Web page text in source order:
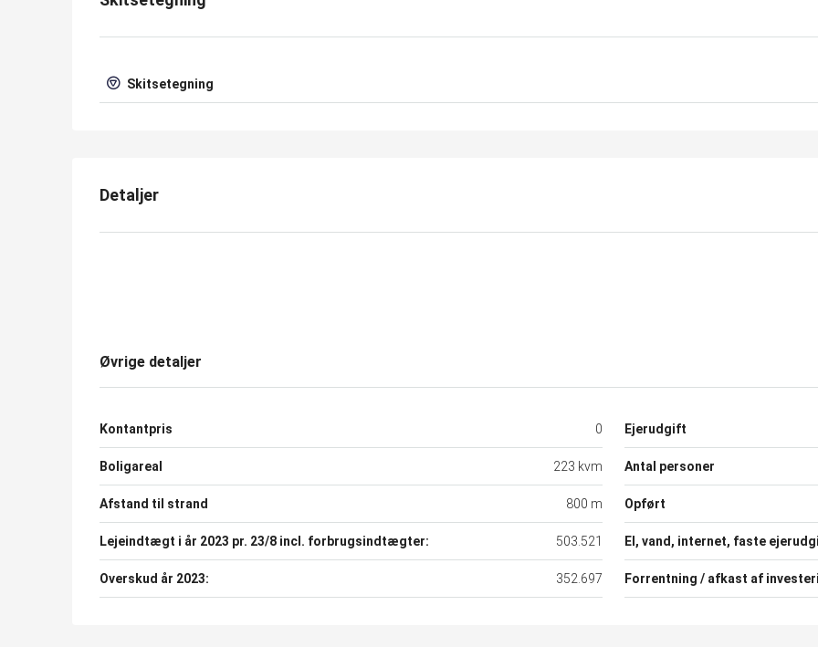
Skitsetegning
Detaljer
Øvrige detaljer
Kontantpris 0 Ejerudgift
Boligareal 223 kvm Antal personer
Afstand til strand 800 m Opført
Lejeindtægt i år 2023 pr. 23/8 incl. forbrugsindtægter: 503.521 El, vand, internet, faste
Overskud år 2023: 352.697 Forrentning / afkast af